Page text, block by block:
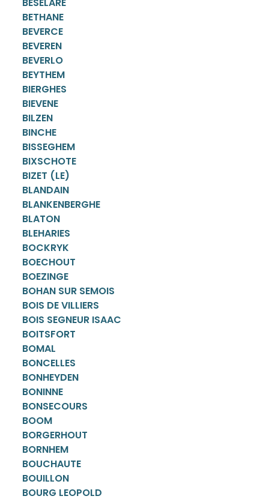
BESELARE
BETHANE
BEVERCE
BEVEREN
BEVERLO
BEYTHEM
BIERGHES
BIEVENE
BILZEN
BINCHE
BISSEGHEM
BIXSCHOTE
BIZET (LE)
BLANDAIN
BLANKENBERGHE
BLATON
BLEHARIES
BOCKRYK
BOECHOUT
BOEZINGE
BOHAN SUR SEMOIS
BOIS DE VILLIERS
BOIS SEGNEUR ISAAC
BOITSFORT
BOMAL
BONCELLES
BONHEYDEN
BONINNE
BONSECOURS
BOOM
BORGERHOUT
BORNHEM
BOUCHAUTE
BOUILLON
BOURG LEOPOLD